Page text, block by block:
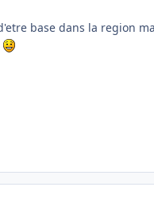
base dans la region